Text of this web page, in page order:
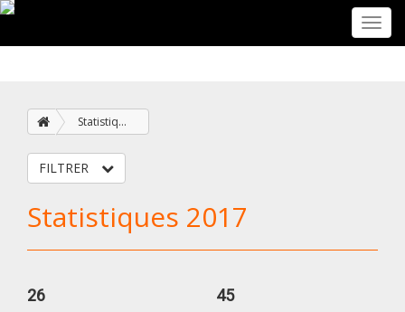
Statistiques
FILTRER
Statistiques 2017
26 45